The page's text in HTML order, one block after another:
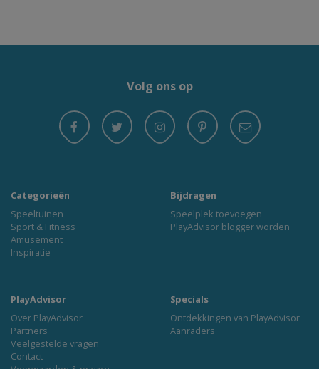
Volg ons op
Categorieën
Speeltuinen
Sport & Fitness
Amusement
Inspiratie
Bijdragen
Speelplek toevoegen
PlayAdvisor blogger worden
PlayAdvisor
Over PlayAdvisor
Partners
Veelgestelde vragen
Contact
Specials
Ontdekkingen van PlayAdvisor
Aanraders